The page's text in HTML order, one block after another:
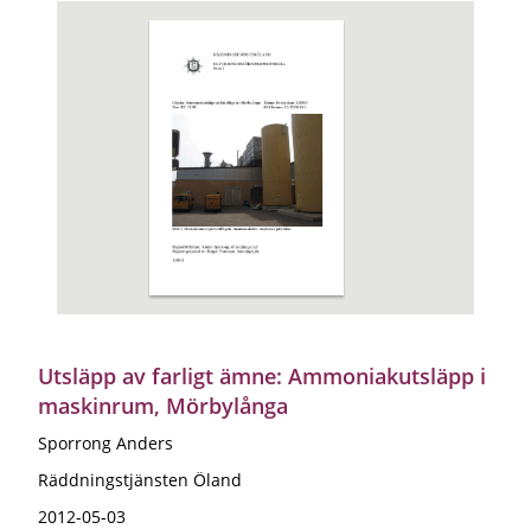
Utsläpp av farligt ämne: Ammoniakutsläpp i
maskinrum, Mörbylånga
Sporrong Anders
Räddningstjänsten Öland
2012-05-03